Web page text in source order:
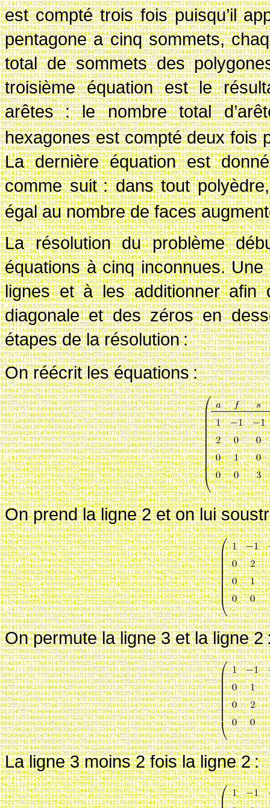
est compté trois fois puisqu’il
pentagone a cinq sommets,
total de sommets des
troisième équation est le
arêtes : le nombre total
hexagones est compté deux fois
La dernière équation est
comme suit : dans tout
égal au nombre de faces
La résolution du problème
équations à cinq inconnues.
lignes et à les additionner
diagonale et des zéros en
étapes de la résolution:
On réécrit les équations:
On prend la ligne 2 et on lui
On permute la ligne 3 et la ligne 2
La ligne 3 moins 2 fois la ligne 2: